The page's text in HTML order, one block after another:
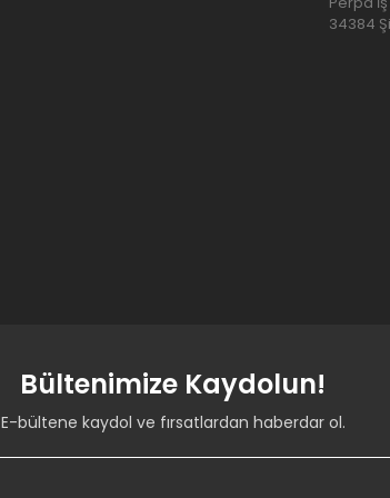
34384
Bültenimize Kaydolun!
E-bültene kaydol ve fırsatlardan haberdar ol.